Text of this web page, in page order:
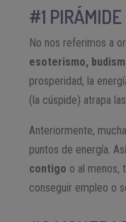
#1 PIRÁMIDE
No nos referimos a
esoterismo,
prosperidad, la
(la cúspide) atrapa
Anteriormente,
puntos de energía.
contigo o al menos,
conseguir empleo o